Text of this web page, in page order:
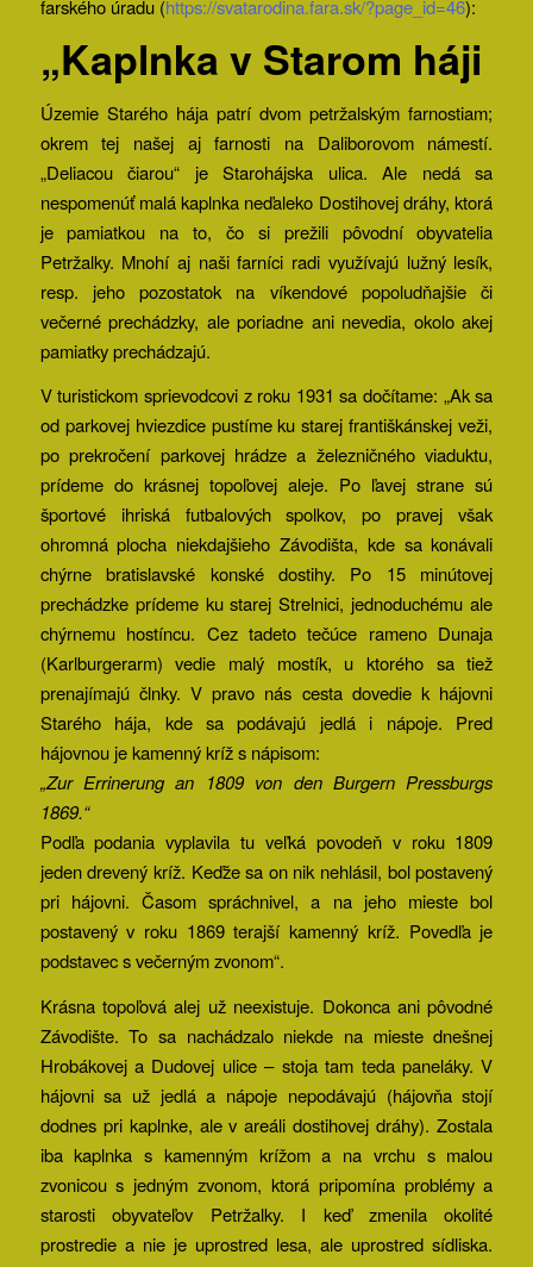
farského úradu (https://svatarodina.fara.sk/?page_id=46):
„Kaplnka v Starom háji
Územie Starého hája patrí dvom petržalským farnostiam;
okrem tej našej aj farnosti na Daliborovom námestí.
„Deliacou čiarou“ je Starohájska ulica. Ale nedá sa
nespomenúť malá kaplnka neďaleko Dostihovej dráhy, ktorá
je pamiatkou na to, čo si prežili pôvodní obyvatelia
Petržalky. Mnohí aj naši farníci radi využívajú lužný lesík,
resp. jeho pozostatok na víkendové popoludňajšie či
večerné prechádzky, ale poriadne ani nevedia, okolo akej
pamiatky prechádzajú.
V turistickom sprievodcovi z roku 1931 sa dočítame: „Ak sa
od parkovej hviezdice pustíme ku starej františkánskej veži,
po prekročení parkovej hrádze a železničného viaduktu,
prídeme do krásnej topoľovej aleje. Po ľavej strane sú
športové ihriská futbalových spolkov, po pravej však
ohromná plocha niekdajšieho Závodišta, kde sa konávali
chýrne bratislavské konské dostihy. Po 15 minútovej
prechádzke prídeme ku starej Strelnici, jednoduchému ale
chýrnemu hostíncu. Cez tadeto tečúce rameno Dunaja
(Karlburgerarm) vedie malý mostík, u ktorého sa tiež
prenajímajú člnky. V pravo nás cesta dovedie k hájovni
Starého hája, kde sa podávajú jedlá i nápoje. Pred
hájovnou je kamenný kríž s nápisom:
„Zur Errinerung an 1809 von den Burgern Pressburgs
1869.“
Podľa podania vyplavila tu veľká povodeň v roku 1809
jeden drevený kríž. Keďže sa on nik nehlásil, bol postavený
pri hájovni. Časom spráchnivel, a na jeho mieste bol
postavený v roku 1869 terajší kamenný kríž. Povedľa je
podstavec s večerným zvonom“.
Krásna topoľová alej už neexistuje. Dokonca ani pôvodné
Závodište. To sa nachádzalo niekde na mieste dnešnej
Hrobákovej a Dudovej ulice – stoja tam teda paneláky. V
hájovni sa už jedlá a nápoje nepodávajú (hájovňa stojí
dodnes pri kaplnke, ale v areáli dostihovej dráhy). Zostala
iba kaplnka s kamenným krížom a na vrchu s malou
zvonicou s jedným zvonom, ktorá pripomína problémy a
starosti obyvateľov Petržalky. I keď zmenila okolité
prostredie a nie je uprostred lesa, ale uprostred sídliska.